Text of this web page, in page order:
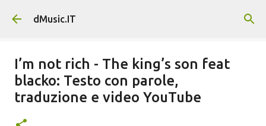
Passa ai contenuti principali
dMusic.IT
I’m not rich - The king’s son feat
blacko: Testo con parole,
traduzione e video YouTube